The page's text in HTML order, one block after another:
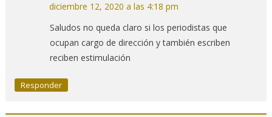
diciembre 12, 2020 a las 4:18 pm
Saludos no queda claro si los periodistas que
ocupan cargo de dirección y también escriben
reciben estimulación
Responder